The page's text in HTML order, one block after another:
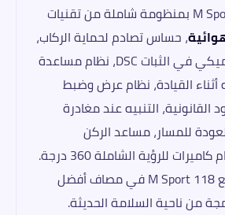
تُجهَّز 118 M Sport 2026 بمنظومة شاملة من تقنيات
، حساس تصادم لحماية الركاب،
نظام التحكم الديناميكي في الثبات DSC، نظام مساعدة
أثناء القيادة، نظام عرض وضبط
التنبيه عند مغادرة
للمسار، مساعد الركن
الأوتوماتيكي، ونظام كاميرات للرؤية الشاملة 360 درجة.
هذه التجهيزات تضع 118 M Sport في مصاف أفضل
من ناحية السلامة الحديثة.